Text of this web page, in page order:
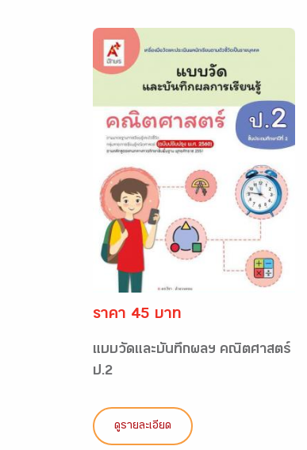
ราคา 45 บาท
แบบวัดและบันทึกผลฯ คณิตศาสตร์
ป.2
ดูรายละเอียด